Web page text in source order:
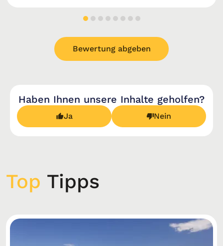
Bewertung abgeben
Haben Ihnen unsere Inhalte geholfen?
Ja Nein
Top Tipps